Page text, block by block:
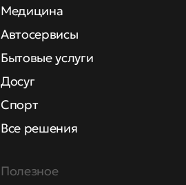
Медицина
Автосервисы
Бытовые услуги
Досуг
Спорт
Все решения
Полезное